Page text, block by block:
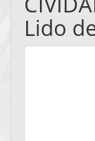
Lido